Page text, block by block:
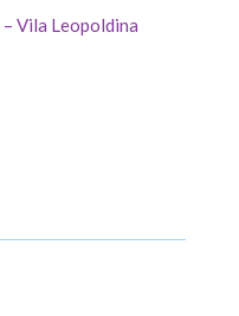
Vila Leopoldina